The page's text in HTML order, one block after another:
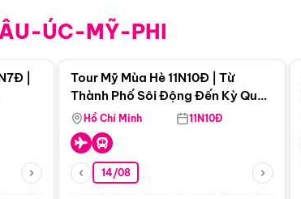
ÂU-ÚC-MỸ-PHI
bật
|
Tour Mỹ Mùa Hè 11N10Đ | Từ
Thành Phố Sôi Động Đến Kỳ Quan
Thiên Nhiên Mỹ
Hồ Chí Minh 11N10Đ
14/08